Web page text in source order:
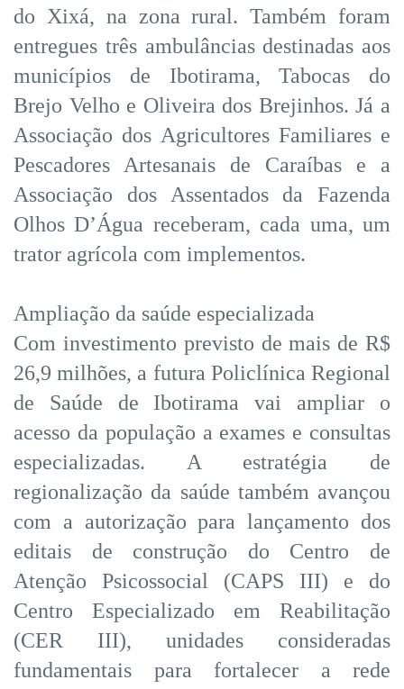
do Xixá, na zona rural. Também foram
entregues três ambulâncias destinadas aos
municípios de Ibotirama, Tabocas do
Brejo Velho e Oliveira dos Brejinhos. Já a
Associação dos Agricultores Familiares e
Pescadores Artesanais de Caraíbas e a
Associação dos Assentados da Fazenda
Olhos D’Água receberam, cada uma, um
trator agrícola com implementos.
Ampliação da saúde especializada
Com investimento previsto de mais de R$
26,9 milhões, a futura Policlínica Regional
de Saúde de Ibotirama vai ampliar o
acesso da população a exames e consultas
especializadas. A estratégia de
regionalização da saúde também avançou
com a autorização para lançamento dos
editais de construção do Centro de
Atenção Psicossocial (CAPS III) e do
Centro Especializado em Reabilitação
(CER III), unidades consideradas
fundamentais para fortalecer a rede